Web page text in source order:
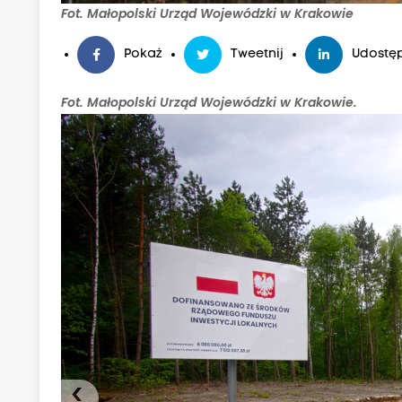
Fot. Małopolski Urząd Wojewódzki w Krakowie
Pokaż Tweetnij
Fot. Małopolski Urząd Wojewódzki w Krakowie.